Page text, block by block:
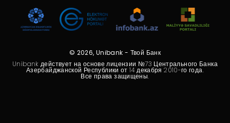
О банке
Кешбэк
© 2026, Unibank - Твой Банк
Unibank действует на основе лицензии №73 Центрального Банка
Азербайджанской Республики от 14 декабря 2010-го года.
Все права защищены.